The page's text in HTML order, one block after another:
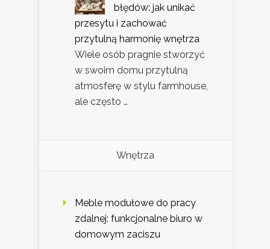
błędów: jak unikać
przesytu i zachować
przytulną harmonię wnętrza
Wiele osób pragnie stworzyć
w swoim domu przytulną
atmosferę w stylu farmhouse,
ale często …
Wnętrza
Meble modułowe do pracy
zdalnej: funkcjonalne biuro w
domowym zaciszu